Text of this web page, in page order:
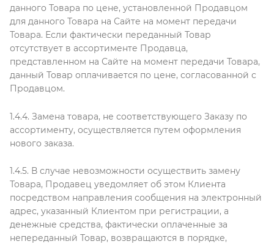
данного Товара по цене, установленной Продавцом
для данного Товара на Сайте на момент передачи
Товара. Если фактически переданный Товар
отсутствует в ассортименте Продавца,
представленном на Сайте на момент передачи Товара,
данный Товар оплачивается по цене, согласованной с
Продавцом.
1.4.4. Замена товара, не соответствующего Заказу по
ассортименту, осуществляется путем оформления
нового заказа.
1.4.5. В случае невозможности осуществить замену
Товара, Продавец уведомляет об этом Клиента
посредством направления сообщения на электронный
адрес, указанный Клиентом при регистрации, а
денежные средства, фактически оплаченные за
непереданный Товар, возвращаются в порядке,